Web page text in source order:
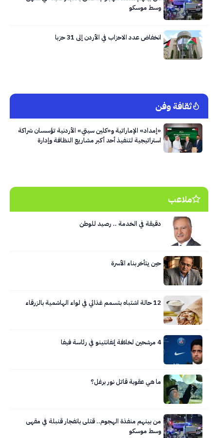
وسط موسكو
انخفاض عدد الاحزاب في الأردن إلى 31 حزبا
ثقافة وفن
«إمداد» الإماراتية و«كلين سيتي» الأردنية تؤسسان شراكة
استراتيجية لتنفيذ أحد أكبر مشاريع النظافة وإدارة
ملاعب
دقيقة في الخدمة .. رصيد للوطن
حين يتأخر بناء الأسرة
12 حالة اشتباه بتسمم غذائي في لواء الهاشمية بالزرقاء
4 مرشحين لخلافة إنفانتينو في رئاسة فيفا
ما هي عقوبة قاتل نور برغل؟
من بينهم منفذة الهجوم.. قتلى بانفجار قنبلة في مقهى
وسط موسكو